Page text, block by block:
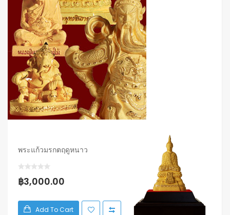
พระแก้วมรกตฤดูหนาว
฿3,000.00
Add To Cart